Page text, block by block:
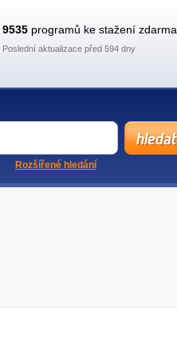
9535 programů ke stažení zdarma
Poslední aktualizace před 594 dny
Rozšířené hledání